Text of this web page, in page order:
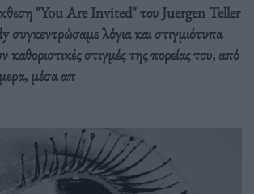
"You Are Invited" του Juergen Teller
συγκεντρώσαμε λόγια και στιγμιότυπα
στιγμές της πορείας του, από
μέσα απ